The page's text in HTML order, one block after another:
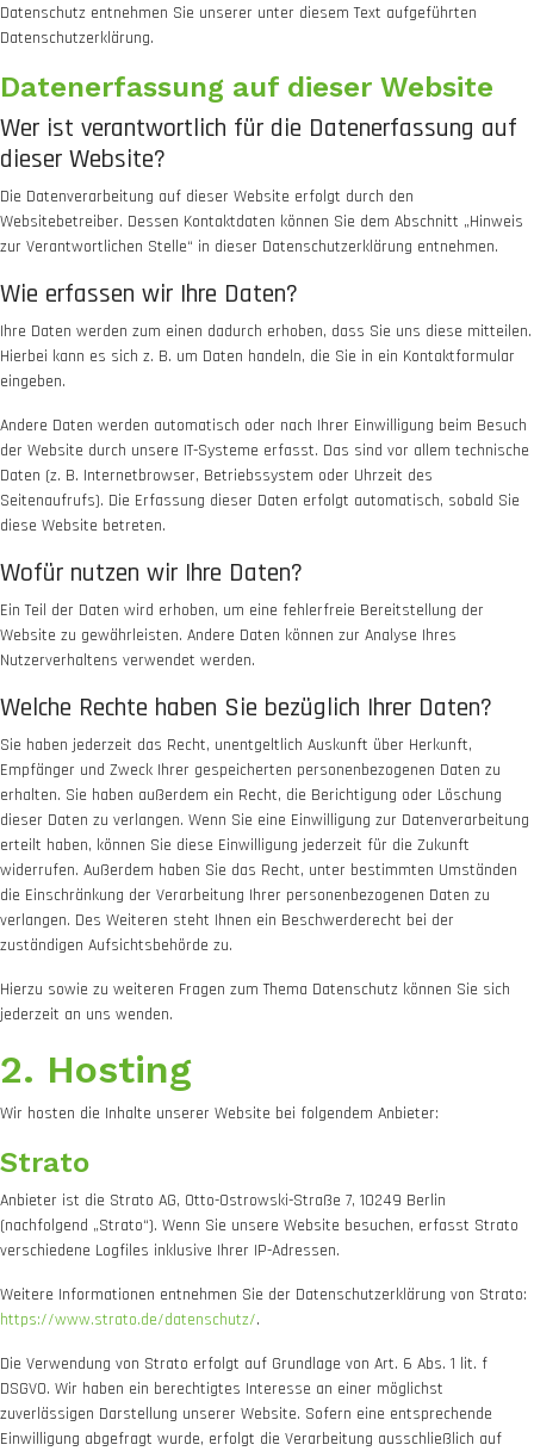
Datenschutz entnehmen Sie unserer unter diesem Text aufgeführten
Datenschutzerklärung.
Datenerfassung auf dieser Website
Wer ist verantwortlich für die Datenerfassung auf
dieser Website?
Die Datenverarbeitung auf dieser Website erfolgt durch den
Websitebetreiber. Dessen Kontaktdaten können Sie dem Abschnitt „Hinweis
zur Verantwortlichen Stelle“ in dieser Datenschutzerklärung entnehmen.
Wie erfassen wir Ihre Daten?
Ihre Daten werden zum einen dadurch erhoben, dass Sie uns diese mitteilen.
Hierbei kann es sich z. B. um Daten handeln, die Sie in ein Kontaktformular
eingeben.
Andere Daten werden automatisch oder nach Ihrer Einwilligung beim Besuch
der Website durch unsere IT-Systeme erfasst. Das sind vor allem technische
Daten (z. B. Internetbrowser, Betriebssystem oder Uhrzeit des
Seitenaufrufs). Die Erfassung dieser Daten erfolgt automatisch, sobald Sie
diese Website betreten.
Wofür nutzen wir Ihre Daten?
Ein Teil der Daten wird erhoben, um eine fehlerfreie Bereitstellung der
Website zu gewährleisten. Andere Daten können zur Analyse Ihres
Nutzerverhaltens verwendet werden.
Welche Rechte haben Sie bezüglich Ihrer Daten?
Sie haben jederzeit das Recht, unentgeltlich Auskunft über Herkunft,
Empfänger und Zweck Ihrer gespeicherten personenbezogenen Daten zu
erhalten. Sie haben außerdem ein Recht, die Berichtigung oder Löschung
dieser Daten zu verlangen. Wenn Sie eine Einwilligung zur Datenverarbeitung
erteilt haben, können Sie diese Einwilligung jederzeit für die Zukunft
widerrufen. Außerdem haben Sie das Recht, unter bestimmten Umständen
die Einschränkung der Verarbeitung Ihrer personenbezogenen Daten zu
verlangen. Des Weiteren steht Ihnen ein Beschwerderecht bei der
zuständigen Aufsichtsbehörde zu.
Hierzu sowie zu weiteren Fragen zum Thema Datenschutz können Sie sich
jederzeit an uns wenden.
2. Hosting
Wir hosten die Inhalte unserer Website bei folgendem Anbieter:
Strato
Anbieter ist die Strato AG, Otto-Ostrowski-Straße 7, 10249 Berlin
(nachfolgend „Strato“). Wenn Sie unsere Website besuchen, erfasst Strato
verschiedene Logfiles inklusive Ihrer IP-Adressen.
Weitere Informationen entnehmen Sie der Datenschutzerklärung von Strato:
https://www.strato.de/datenschutz/.
Die Verwendung von Strato erfolgt auf Grundlage von Art. 6 Abs. 1 lit. f
DSGVO. Wir haben ein berechtigtes Interesse an einer möglichst
zuverlässigen Darstellung unserer Website. Sofern eine entsprechende
Einwilligung abgefragt wurde, erfolgt die Verarbeitung ausschließlich auf